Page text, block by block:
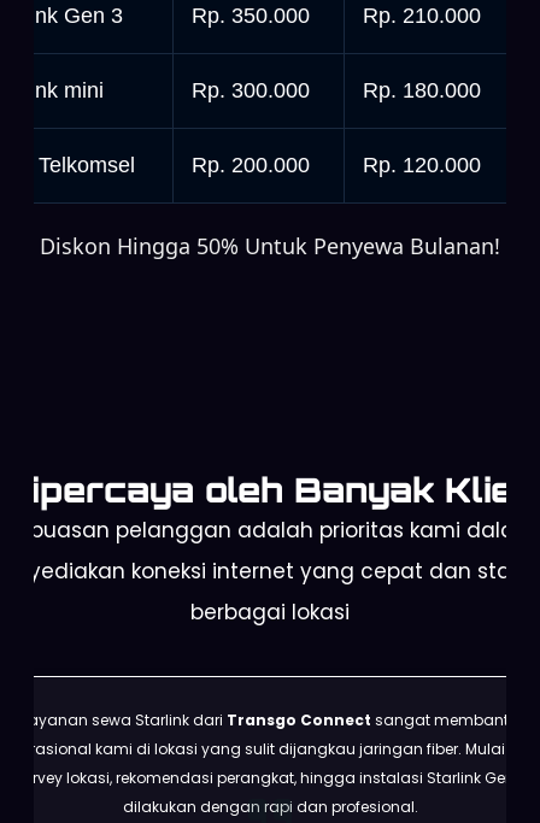
Gen 3 Rp. 350.000 Rp. 210.000
mini Rp. 300.000 Rp. 180.000
Telkomsel Rp. 200.000 Rp. 120.000
Diskon Hingga 50% Untuk Penyewa Bulanan!
Dipercaya oleh Banyak Klien
Kepuasan pelanggan adalah prioritas kami dalam
koneksi internet yang cepat dan stabil
berbagai lokasi
Layanan sewa Starlink dari Transgo Connect sangat membantu
operasional kami di lokasi yang sulit dijangkau jaringan fiber. Mulai dari
survey lokasi, rekomendasi perangkat, hingga instalasi Starlink Gen 3
dilakukan dengan rapi dan profesional.